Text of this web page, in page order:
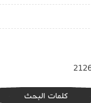
كلمات البحث